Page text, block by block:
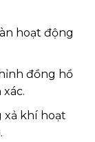
hoạt động
đồng hồ
xả khí hoạt